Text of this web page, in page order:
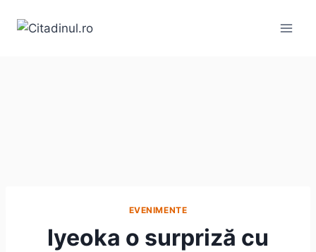
EVENIMENTE
Iyeoka o surpriză cu